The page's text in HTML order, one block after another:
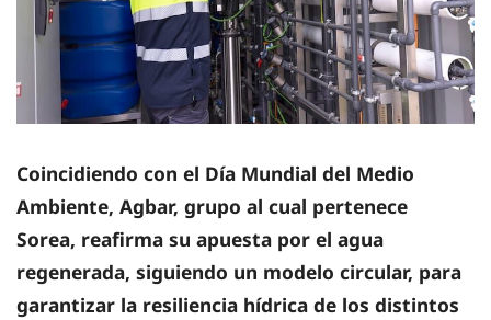
Coincidiendo con el Día Mundial del Medio
Ambiente, Agbar, grupo al cual pertenece
Sorea, reafirma su apuesta por el agua
regenerada, siguiendo un modelo circular, para
garantizar la resiliencia hídrica de los distintos